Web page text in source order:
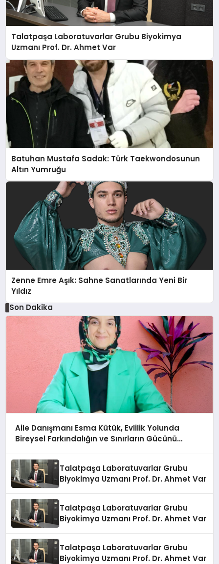
Talatpaşa Laboratuvarlar Grubu Biyokimya
Uzmanı Prof. Dr. Ahmet Var
Batuhan Mustafa Sadak: Türk Taekwondosunun
Altın Yumruğu
Zenne Emre Aşık: Sahne Sanatlarında Yeni Bir
Yıldız
Son Dakika
Aile Danışmanı Esma Kütük, Evlilik Yolunda
Bireysel Farkındalığın ve Sınırların Gücünü
Talatpaşa Laboratuvarlar Grubu
Biyokimya Uzmanı Prof. Dr. Ahmet Var
Talatpaşa Laboratuvarlar Grubu
Biyokimya Uzmanı Prof. Dr. Ahmet Var
Talatpaşa Laboratuvarlar Grubu
Biyokimya Uzmanı Prof. Dr. Ahmet Var